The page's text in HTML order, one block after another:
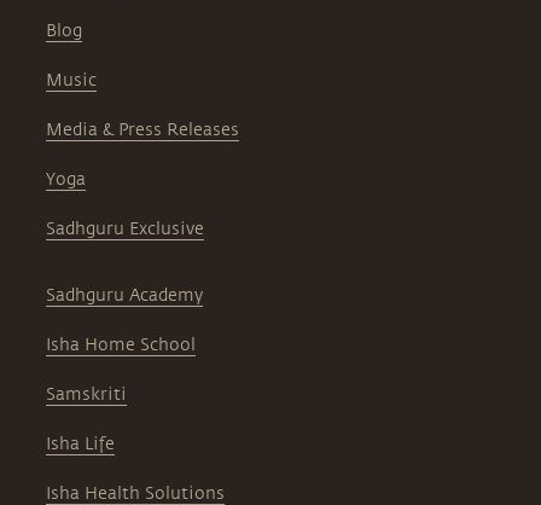
Blog
Music
Media & Press Releases
Yoga
Sadhguru Exclusive
Sadhguru Academy
Isha Home School
Samskriti
Isha Life
Isha Health Solutions